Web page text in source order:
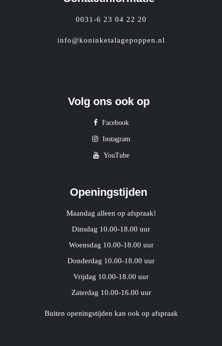
0031-6 23 04 22 20
info@koninketalagepoppen.nl
Volg ons ook op
Facebook
Instagram
YouTube
Openingstijden
Maandag alleen op afspraak!
Dinsdag 10.00-18.00 uur
Woensdag 10.00-18.00 uur
Donderdag 10.00-18.00 uur
Vrijdag 10.00-18.00 uur
Zaterdag 10.00-16.00 uur
Buiten openingstijden kan ook op afspraak